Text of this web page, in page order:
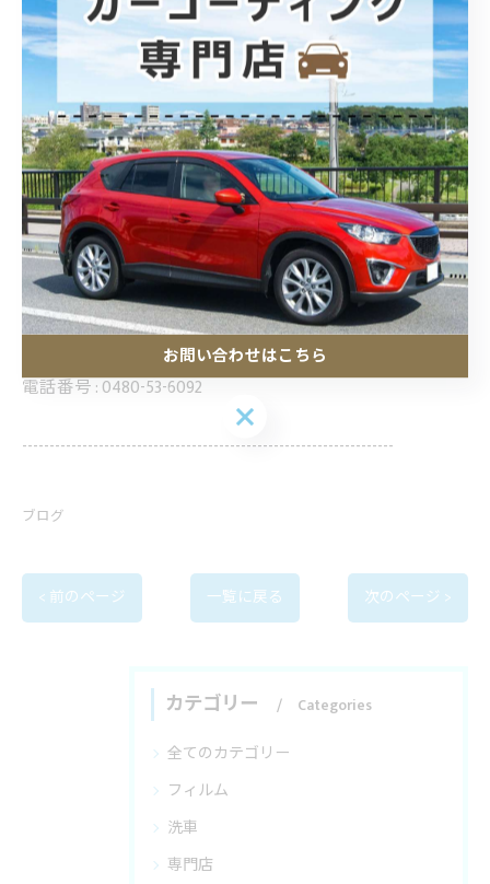
--------------------------------------------------------------------
POLARIS カーコーティング
埼玉県加須市騎西30−９
電話番号 :0480-53-6092
--------------------------------------------------------------------
ブログ
< 前のページ 一覧に戻る 次のページ >
カテゴリー Categories
全てのカテゴリー
フィルム
洗車
専門店
お問い合わせはこちら
お問い合わせはこちら